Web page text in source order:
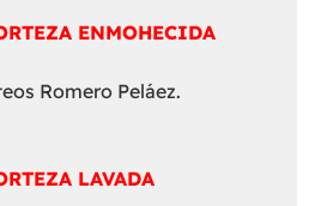
ENMOHECIDA
Romero Peláez.
LAVADA